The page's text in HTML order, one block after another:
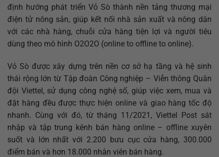
định hướng phát triển Vỏ Sò thành nền tảng thương mại
điện tử nông sản, giúp kết nối nhà sản xuất và nông dân
với các nhà hàng, chuỗi cửa hàng tiện lợi và người tiêu
dùng theo mô hình O2O2O (online to offline to online).
Vỏ Sò được xây dựng trên nền cơ sở hạ tầng và hệ sinh
thái rộng lớn từ Tập đoàn Công nghiệp – Viễn thông Quân
đội Viettel, sử dụng công nghệ số, giúp việc xem, mua và
đặt hàng đều được thực hiện online và giao hàng tốc độ
nhanh. Cùng với đó, từ tháng 11/2021, Viettel Post sát
nhập và tập trung kênh bán hàng online – offline xuyên
suốt và lớn nhất với 2.200 bưu cục cửa hàng, 300.000
điểm bán và hơn 18.000 nhân viên bán hàng.